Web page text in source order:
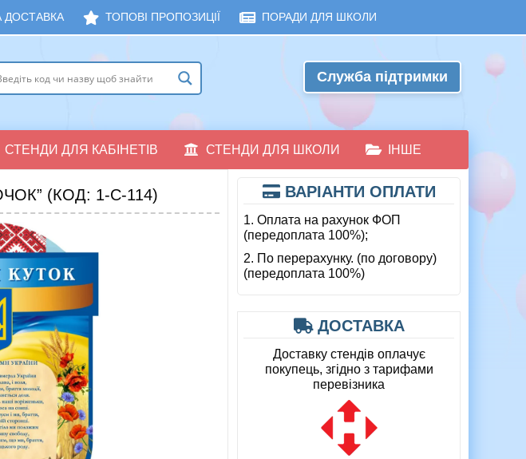
ДОСТАВКА ТОПОВІ ПРОПОЗИЦІЇ ПОРАДИ ДЛЯ ШКОЛИ
Служба підтримки
СТЕНДИ ДЛЯ КАБІНЕТІВ СТЕНДИ ДЛЯ ШКОЛИ ІНШЕ
(КОД: 1-С-114) ВАРІАНТИ ОПЛАТИ
1. Оплата на рахунок ФОП
(передоплата 100%);
2. По перерахунку. (по договору)
(передоплата 100%)
ДОСТАВКА
Доставку стендів оплачує
покупець, згідно з тарифами
перевізника